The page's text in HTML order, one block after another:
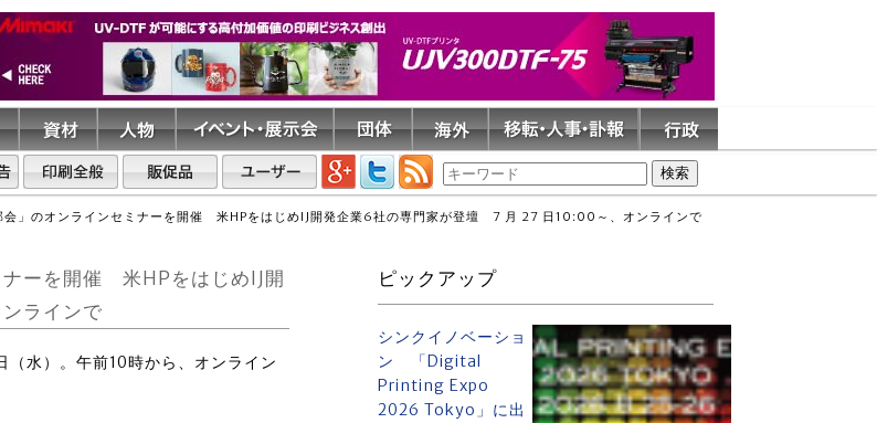
会」のオンラインセミナーを開催 米HPをはじめIJ開発企業6社の専門家が登壇 7 月 27 日10:00～、オンラインで
ナーを開催 米HPをはじめIJ開
ラインで
水）。午前10時から、オンライン
ピックアップ
シンクイノベーショ
ン 「Digital
Printing Expo
2026 Tokyo」に出